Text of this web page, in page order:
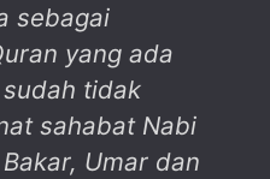
sebagai
yang ada
tidak
sahabat Nabi
Umar dan